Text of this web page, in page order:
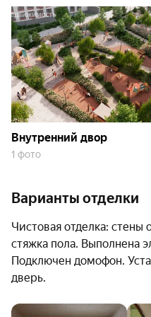
Поэтому жители будут
в центр города. До
пешком.
Прогулки и
горнолыжный комплекс
верёвочным и
Образование.
экономический
медицинские центры
стоматологические
house.
Спорт. ДЮСШ
Внутренний двор
1 фото
Варианты отделки
Чистовая отделка:
стяжка пола. Выполнена
Подключен домофон.
дверь.